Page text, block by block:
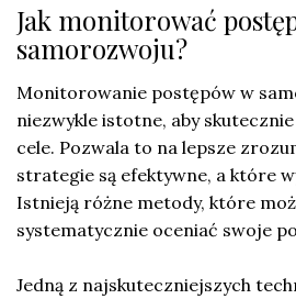
Jak monitorować
samorozwoju?
Monitorowanie postępów w
niezwykle istotne, aby
cele. Pozwala to na lepsze
strategie są efektywne, a które
Istnieją różne metody, które
systematycznie oceniać swoje
Jedną z najskuteczniejszych